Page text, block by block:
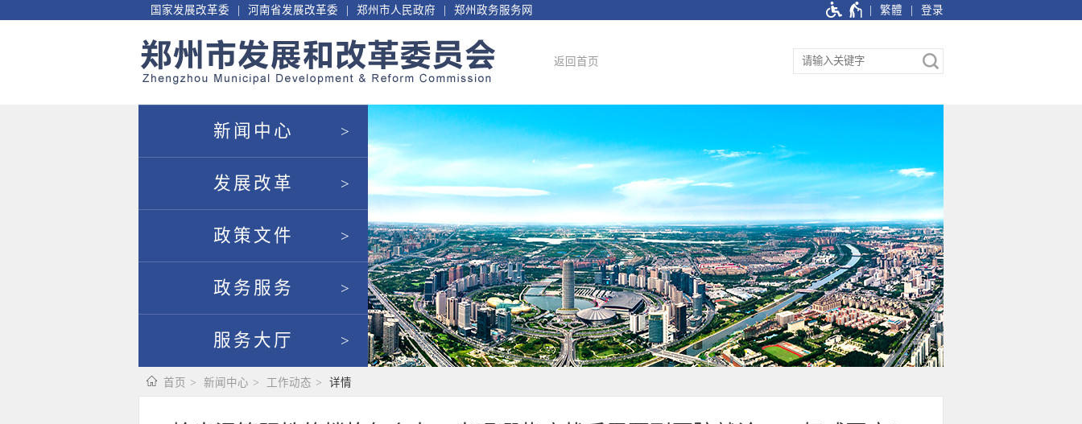
国家发展改革委 河南省发展改革委 郑州市人民政府 郑州政务服务网 繁體 登录
返回首页
新闻中心
发展改革
政策文件
政务服务
服务大厅
首页 新闻中心 工作动态 详情